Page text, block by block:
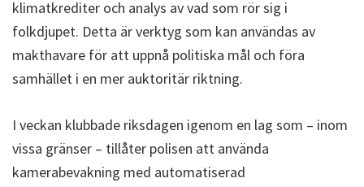
klimatkrediter och analys av vad som rör sig i
folkdjupet. Detta är verktyg som kan användas av
makthavare för att uppnå politiska mål och föra
samhället i en mer auktoritär riktning.
I veckan klubbade riksdagen igenom en lag som – inom
vissa gränser – tillåter polisen att använda
kamerabevakning med automatiserad